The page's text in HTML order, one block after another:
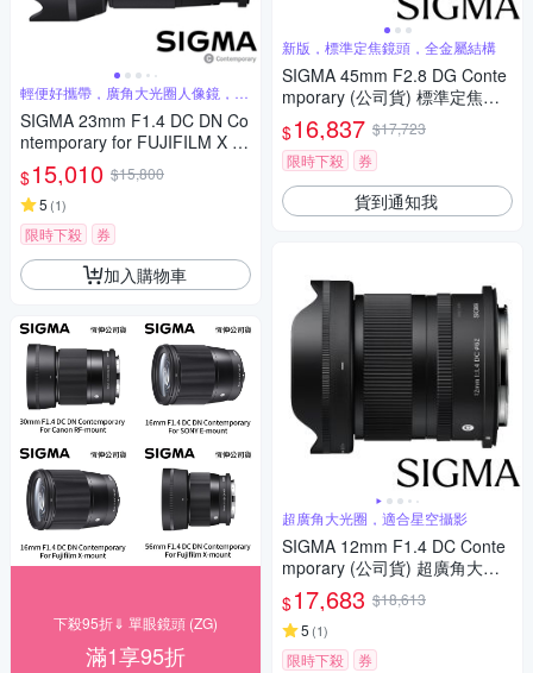
輕便好攜帶，廣角大光圈人像鏡，美
麗淺景深
SIGMA 23mm F1.4 DC DN Co
ntemporary for FUJIFILM X 富
士接環 (公司貨) 廣角大光圈定
焦鏡 人像鏡 APS-C 無反微單眼
專用鏡頭
$15,010 $15,800
5 (1)
限時下殺 券
加入購物車
下殺95折⇓ 單眼鏡頭 (ZG)
滿1享95折
新版，標準定焦鏡頭，全金屬結構
SIGMA 45mm F2.8 DG Conte
mporary (公司貨) 標準定焦鏡
頭 全片幅無反微單眼鏡頭 i系列
$16,837 $17,723
限時下殺
券
貨到通知我
超廣角大光圈，適合星空攝影
SIGMA 12mm F1.4 DC Conte
mporary (公司貨) 超廣角大光
圈定焦鏡 星空鏡 APS-C 無反微
單眼專用鏡頭
$17,683 $18,613
5 (1)
限時下殺 券